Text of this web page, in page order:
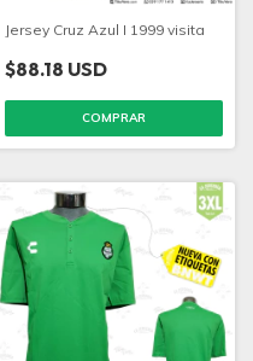
Jersey Cruz Azul I 1999 visita
$88.18 USD
COMPRAR